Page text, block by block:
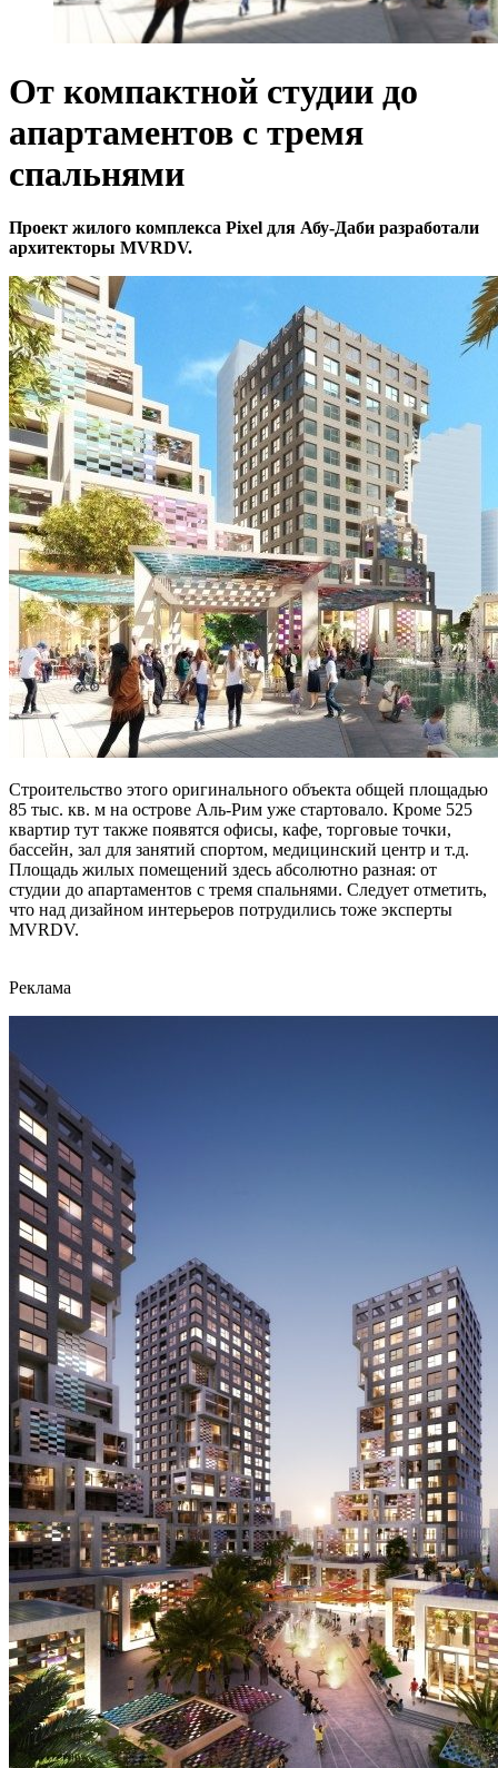
От компактной студии до
апартаментов с тремя
спальнями
Проект жилого комплекса Pixel для Абу-Даби разработали
архитекторы MVRDV.
Строительство этого оригинального объекта общей площадью
85 тыс. кв. м на острове Аль-Рим уже стартовало. Кроме 525
квартир тут также появятся офисы, кафе, торговые точки,
бассейн, зал для занятий спортом, медицинский центр и т.д.
Площадь жилых помещений здесь абсолютно разная: от
студии до апартаментов с тремя спальнями. Следует отметить,
что над дизайном интерьеров потрудились тоже эксперты
MVRDV.
Реклама